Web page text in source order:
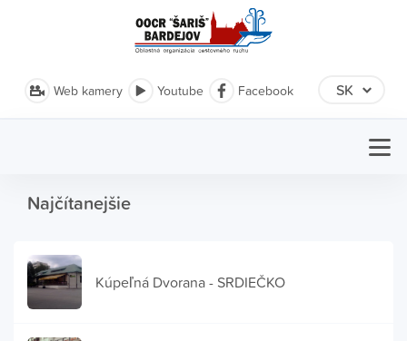
Web kamery Youtube Facebook
Najčítanejšie
Kúpeľná Dvorana - SRDIEČKO